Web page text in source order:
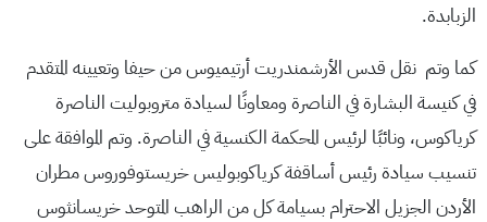
الزبابدة.
كما وتم نقل قدس الأرشمندريت أرتيميوس من حيفا وتعيينه المتقدم
في كنيسة البشارة في الناصرة ومعاونًا لسيادة متروبوليت الناصرة
كرياكوس، ونائبًا لرئيس المحكمة الكنسية في الناصرة. وتم الموافقة على
تنسيب سيادة رئيس أساقفة كرياكوبوليس خريستوفوروس مطران
الأردن الجزيل الاحترام بسيامة كل من الراهب المتوحد خريسانثوس